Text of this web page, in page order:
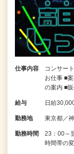
仕事内容
コンサー
お仕事 ■
の案内 ■
給与 日給
勤務地 東京都／
勤務時間
23：00～
時間帯の